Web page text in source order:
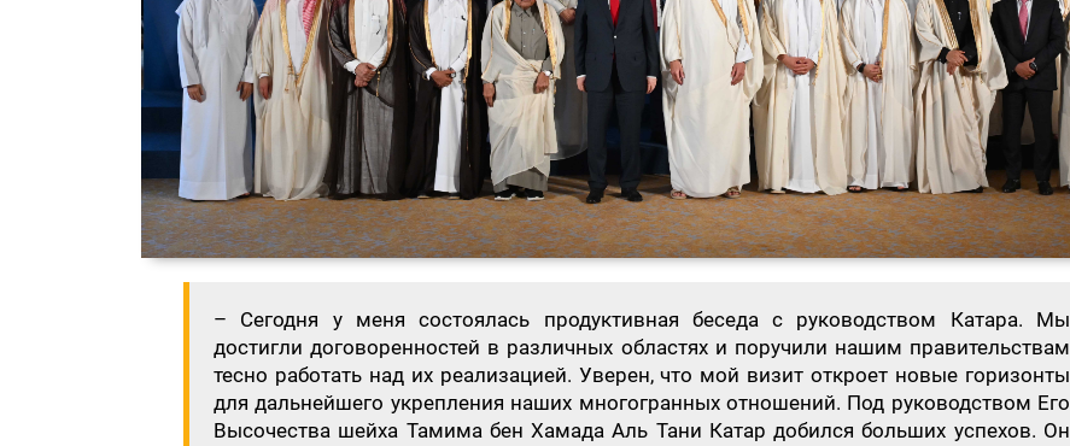
– Сегодня у меня состоялась продуктивная беседа с руководством Катара. Мы
достигли договоренностей в различных областях и поручили нашим правительствам
тесно работать над их реализацией. Уверен, что мой визит откроет новые горизонты
для дальнейшего укрепления наших многогранных отношений. Под руководством Его
Высочества шейха Тамима бен Хамада Аль Тани Катар добился больших успехов. Он